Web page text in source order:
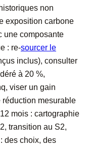
non
exposition carbone
une composante
: re-sourcer le
inclus), consulter
à 20 %,
viser un gain
mesurable
mois : cartographie
transition au S2,
des choix, des